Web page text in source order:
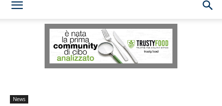
Salvagente
News